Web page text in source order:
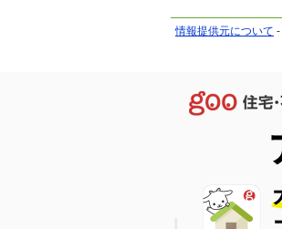
情報提供元について -